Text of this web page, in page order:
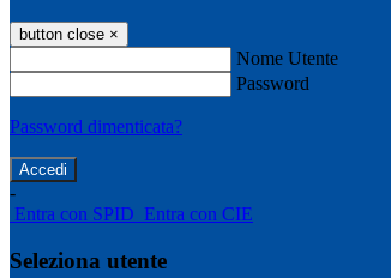
button close ×
Nome Utente
Password
Password dimenticata?
-
Entra con SPID Entra con CIE
Seleziona utente